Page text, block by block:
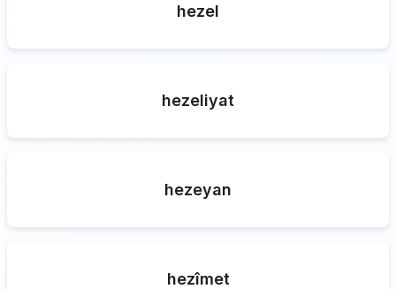
hezel
hezeliyat
hezeyan
hezîmet